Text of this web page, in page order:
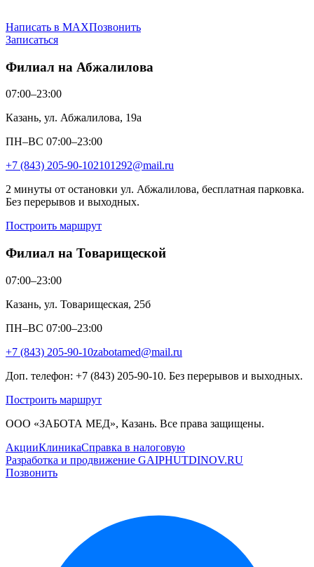
Написать в MAXПозвонить
Записаться
Филиал на Абжалилова
07:00–23:00
Казань, ул. Абжалилова, 19а
ПН–ВС 07:00–23:00
+7 (843) 205-90-102101292@mail.ru
2 минуты от остановки ул. Абжалилова, бесплатная парковка.
Без перерывов и выходных.
Построить маршрут
Филиал на Товарищеской
07:00–23:00
Казань, ул. Товарищеская, 25б
ПН–ВС 07:00–23:00
+7 (843) 205-90-10zabotamed@mail.ru
Доп. телефон: +7 (843) 205-90-10. Без перерывов и выходных.
Построить маршрут
ООО «ЗАБОТА МЕД», Казань. Все права защищены.
АкцииКлиникаСправка в налоговую
Разработка и продвижение GAIPHUTDINOV.RU
Позвонить